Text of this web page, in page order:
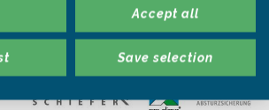
Accept all
Save selection